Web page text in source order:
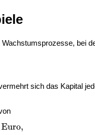
Wachstumsprozesse, bei
sich das Kapital